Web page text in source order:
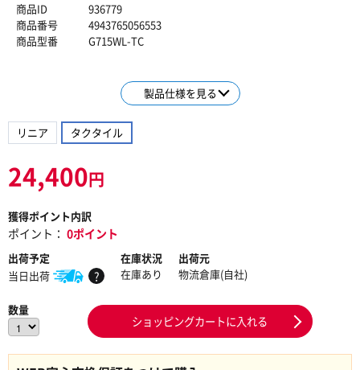
商品ID
936779
商品番号
4943765056553
商品型番
G715WL-TC
製品仕様を見る
リニア タクタイル
24,400円
獲得ポイント内訳
ポイント： 0ポイント
出荷予定
当日出荷
?
在庫状況
在庫あり
出荷元
物流倉庫(自社)
数量
ショッピングカートに入れる